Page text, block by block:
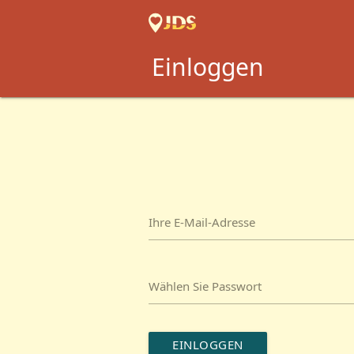
Einloggen
Ihre E-Mail-Adresse
Wählen Sie Passwort
EINLOGGEN